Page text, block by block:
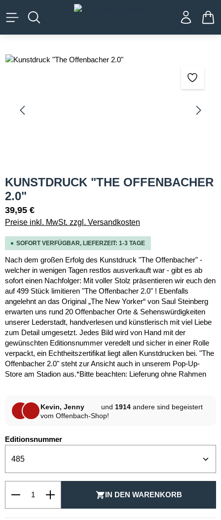
springen
Bildergalerie überspringen
KUNSTDRUCK "THE OFFENBACHER
2.0"
39,95 €
Preise inkl. MwSt. zzgl. Versandkosten
SOFORT VERFÜGBAR, LIEFERZEIT: 1-3 TAGE
Nach dem großen Erfolg des Kunstdruck "The Offenbacher" -
welcher in wenigen Tagen restlos ausverkauft war - gibt es ab
sofort einen Nachfolger: Mit voller Stolz präsentieren wir euch den
auf 499 Stück limitieren "The Offenbacher 2.0" ! Ebenfalls
angelehnt an das Original „The New Yorker“ von Saul Steinberg
erwarten uns rund 20 Offenbacher Orte & Sehenswürdigkeiten
unserer Lederstadt, handverlesen und künstlerisch mit viel Liebe
zum Detail umgesetzt. Jedes Bild wird von Hand mit der
gewünschten Editionsnummer veredelt und sicher in einer Rolle
verpackt, ein Echtheitszertifikat liegt allen Kunstdrucken bei. "The
Offenbacher 2.0" steht zur Ansicht auch in unserem Pop-Up-
Store am Stadion aus.*Bitte beachten: Lieferung ohne Rahmen
Kevin, Jenny und 1914 andere sind begeistert
vom Offenbach-Shop!
Editionsnummerauswählen
IN DEN WARENKORB